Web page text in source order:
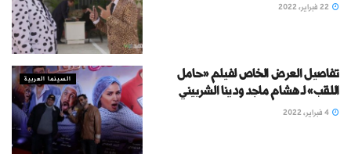
السينما العربية
تفاصيل العرض الخاص لفيلم «حامل
اللقب» لـ هشام ماجد ودينا الشربيني